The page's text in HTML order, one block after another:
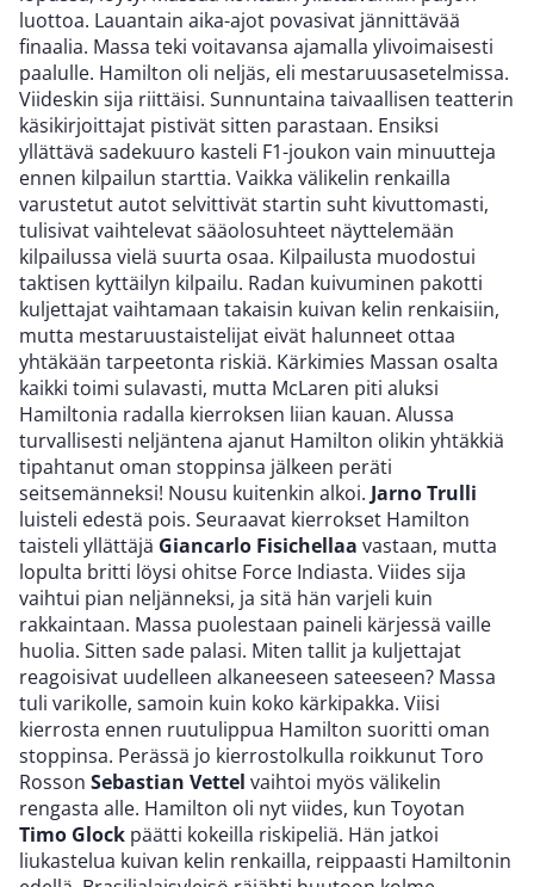
luottoa. Lauantain aika-ajot povasivat jännittävää
finaalia. Massa teki voitavansa ajamalla ylivoimaisesti
paalulle. Hamilton oli neljäs, eli mestaruusasetelmissa.
Viideskin sija riittäisi. Sunnuntaina taivaallisen teatterin
käsikirjoittajat pistivät sitten parastaan. Ensiksi
yllättävä sadekuuro kasteli F1-joukon vain minuutteja
ennen kilpailun starttia. Vaikka välikelin renkailla
varustetut autot selvittivät startin suht kivuttomasti,
tulisivat vaihtelevat sääolosuhteet näyttelemään
kilpailussa vielä suurta osaa. Kilpailusta muodostui
taktisen kyttäilyn kilpailu. Radan kuivuminen pakotti
kuljettajat vaihtamaan takaisin kuivan kelin renkaisiin,
mutta mestaruustaistelijat eivät halunneet ottaa
yhtäkään tarpeetonta riskiä. Kärkimies Massan osalta
kaikki toimi sulavasti, mutta McLaren piti aluksi
Hamiltonia radalla kierroksen liian kauan. Alussa
turvallisesti neljäntena ajanut Hamilton olikin yhtäkkiä
tipahtanut oman stoppinsa jälkeen peräti
seitsemänneksi! Nousu kuitenkin alkoi. Jarno Trulli
luisteli edestä pois. Seuraavat kierrokset Hamilton
taisteli yllättäjä Giancarlo Fisichellaa vastaan, mutta
lopulta britti löysi ohitse Force Indiasta. Viides sija
vaihtui pian neljänneksi, ja sitä hän varjeli kuin
rakkaintaan. Massa puolestaan paineli kärjessä vaille
huolia. Sitten sade palasi. Miten tallit ja kuljettajat
reagoisivat uudelleen alkaneeseen sateeseen? Massa
tuli varikolle, samoin kuin koko kärkipakka. Viisi
kierrosta ennen ruutulippua Hamilton suoritti oman
stoppinsa. Perässä jo kierrostolkulla roikkunut Toro
Rosson Sebastian Vettel vaihtoi myös välikelin
rengasta alle. Hamilton oli nyt viides, kun Toyotan
Timo Glock päätti kokeilla riskipeliä. Hän jatkoi
liukastelua kuivan kelin renkailla, reippaasti Hamiltonin